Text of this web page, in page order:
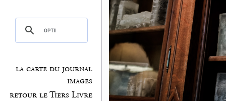
la carte du journal
images
retour le Tiers Livre